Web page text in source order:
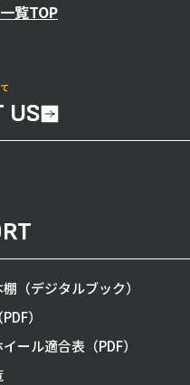
覧TOP
US
（デジタルブック）
）
ール適合表（PDF）